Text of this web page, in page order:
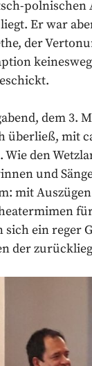
polnischen
Er war
der
dem 3.
überließ, mit
Wie den
und
mit
ein reger
der